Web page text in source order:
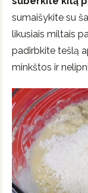
sumaišykite su
likusiais miltais
padirbkite tešlą
minkštos ir